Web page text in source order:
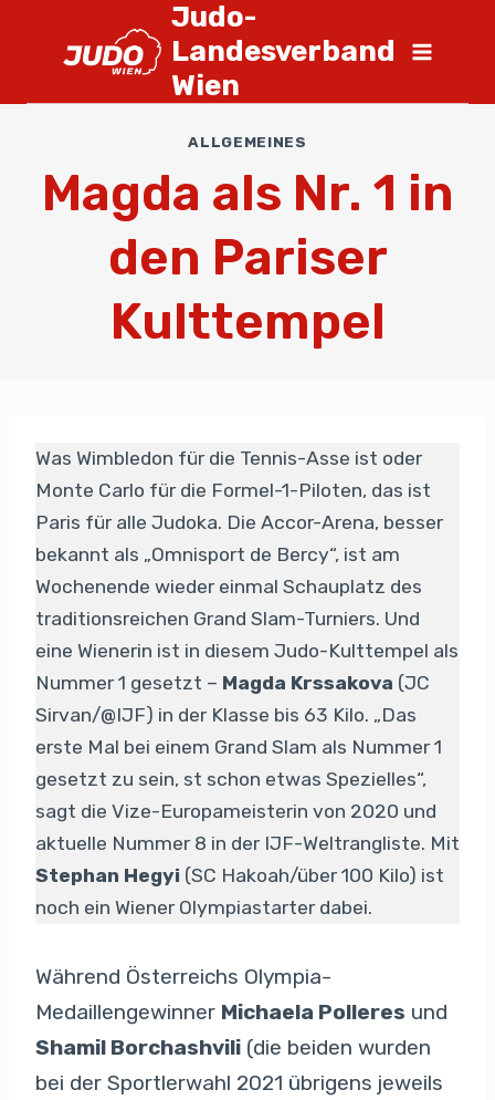
Judo-
Landesverband
Wien
ALLGEMEINES
Magda als Nr. 1 in
den Pariser
Kulttempel
Was Wimbledon für die Tennis-Asse ist oder
Monte Carlo für die Formel-1-Piloten, das ist
Paris für alle Judoka. Die Accor-Arena, besser
bekannt als „Omnisport de Bercy“, ist am
Wochenende wieder einmal Schauplatz des
traditionsreichen Grand Slam-Turniers. Und
eine Wienerin ist in diesem Judo-Kulttempel als
Nummer 1 gesetzt – Magda Krssakova (JC
Sirvan/@IJF) in der Klasse bis 63 Kilo. „Das
erste Mal bei einem Grand Slam als Nummer 1
gesetzt zu sein, st schon etwas Spezielles“,
sagt die Vize-Europameisterin von 2020 und
aktuelle Nummer 8 in der IJF-Weltrangliste. Mit
Stephan Hegyi (SC Hakoah/über 100 Kilo) ist
noch ein Wiener Olympiastarter dabei.
Während Österreichs Olympia-
Medaillengewinner Michaela Polleres und
Shamil Borchashvili (die beiden wurden
bei der Sportlerwahl 2021 übrigens jeweils